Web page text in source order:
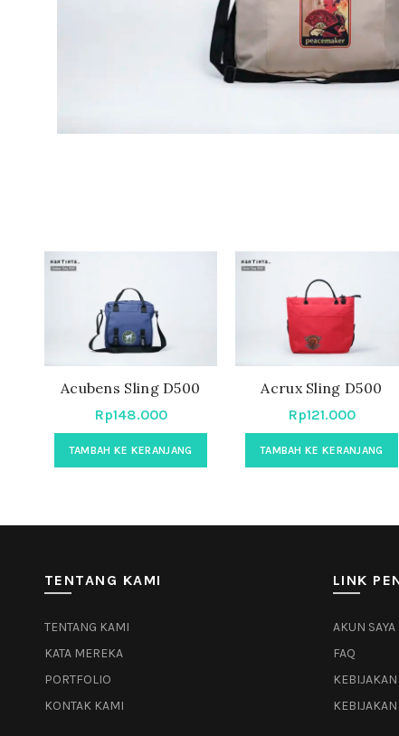
Acubens Sling D500
Rp148.000
TAMBAH KE KERANJANG
Acrux Sling D500
Rp121.000
TAMBAH KE KERANJANG
TENTANG KAMI
TENTANG KAMI
KATA MEREKA
PORTFOLIO
KONTAK KAMI
LINK
AKUN SAYA
FAQ